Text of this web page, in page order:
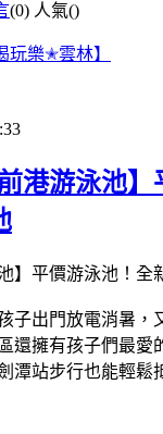
(0) 人氣()
玩樂✭雲林】
港游泳池
子出門放電消暑
還擁有孩子們最愛
潭站步行也能輕鬆